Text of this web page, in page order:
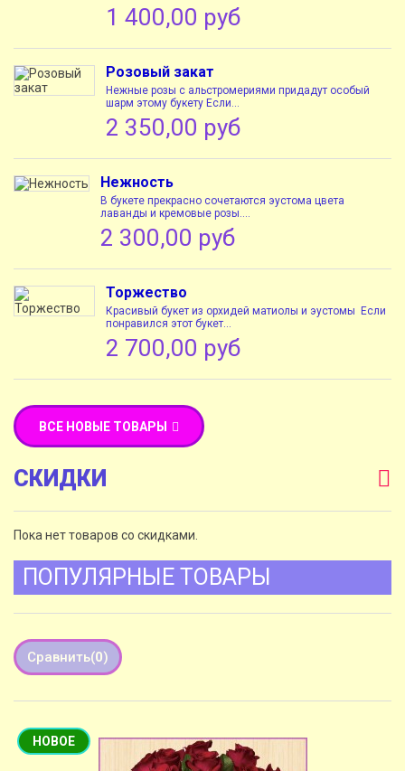
1 400,00 руб
Розовый закат
Нежные розы с альстромериями придадут особый
шарм этому букету Если...
2 350,00 руб
Нежность
В букете прекрасно сочетаются эустома цвета
лаванды и кремовые розы....
2 300,00 руб
Торжество
Красивый букет из орхидей матиолы и эустомы Если
понравился этот букет...
2 700,00 руб
ВСЕ НОВЫЕ ТОВАРЫ
СКИДКИ
Пока нет товаров со скидками.
ПОПУЛЯРНЫЕ ТОВАРЫ
Сравнить(0)
НОВОЕ